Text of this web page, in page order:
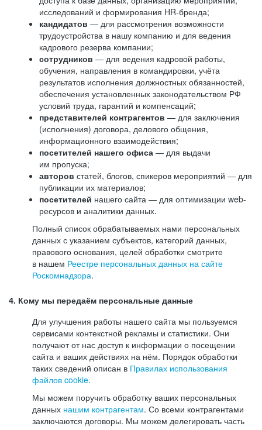
исследований и формирования HR-бренда;
кандидатов — для рассмотрения возможности
трудоустройства в нашу компанию и для ведения
кадрового резерва компании;
сотрудников — для ведения кадровой работы,
обучения, направления в командировки, учёта
результатов исполнения должностных обязанностей,
обеспечения установленных законодательством РФ
условий труда, гарантий и компенсаций;
представителей контрагентов — для заключения
(исполнения) договора, делового общения,
информационного взаимодействия;
посетителей нашего офиса — для выдачи
им пропуска;
авторов статей, блогов, спикеров мероприятий — для
публикации их материалов;
посетителей нашего сайта — для оптимизации web-
ресурсов и аналитики данных.
Полный список обрабатываемых нами персональных
данных с указанием субъектов, категорий данных,
правового основания, целей обработки смотрите
в нашем Реестре персональных данных на сайте
Роскомнадзора.
4. Кому мы передаём персональные данные
Для улучшения работы нашего сайта мы пользуемся
сервисами контекстной рекламы и статистики. Они
получают от нас доступ к информации о посещении
сайта и ваших действиях на нём. Порядок обработки
таких сведений описан в Правилах использования
файлов cookie.
Мы можем поручить обработку ваших персональных
данных нашим контрагентам. Со всеми контрагентами
заключаются договоры. Мы можем делегировать часть